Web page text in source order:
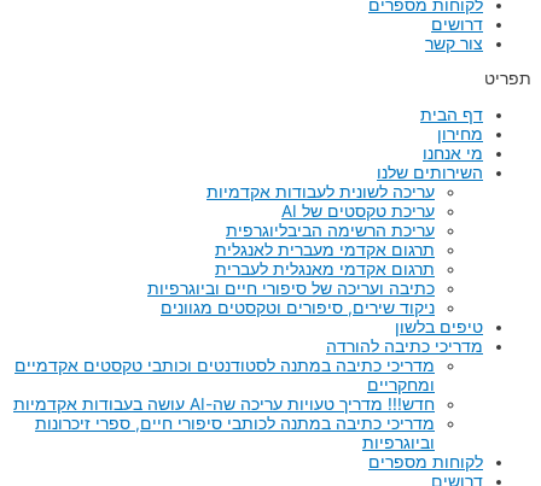
לקוחות מספרים
דרושים
צור קשר
תפריט
דף הבית
מחירון
מי אנחנו
השירותים שלנו
עריכה לשונית לעבודות אקדמיות
עריכת טקסטים של AI
עריכת הרשימה הביבליוגרפית
תרגום אקדמי מעברית לאנגלית
תרגום אקדמי מאנגלית לעברית
כתיבה ועריכה של סיפורי חיים וביוגרפיות
ניקוד שירים, סיפורים וטקסטים מגוונים
טיפים בלשון
מדריכי כתיבה להורדה
מדריכי כתיבה במתנה לסטודנטים וכותבי טקסטים אקדמיים
ומחקריים
חדש!!! מדריך טעויות עריכה שה-AI עושה בעבודות אקדמיות
מדריכי כתיבה במתנה לכותבי סיפורי חיים, ספרי זיכרונות
וביוגרפיות
לקוחות מספרים
דרושים